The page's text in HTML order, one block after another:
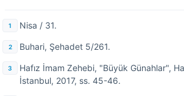
Nisa / 31.
Buhari, Şehadet 5/261.
Hafız İmam Zehebi, "Büyük Günahlar",
İstanbul, 2017, ss. 45-46.